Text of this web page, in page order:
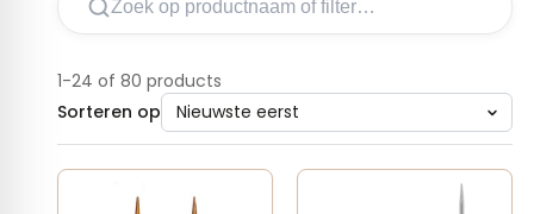
1-24 of 80 products
Sorteren op